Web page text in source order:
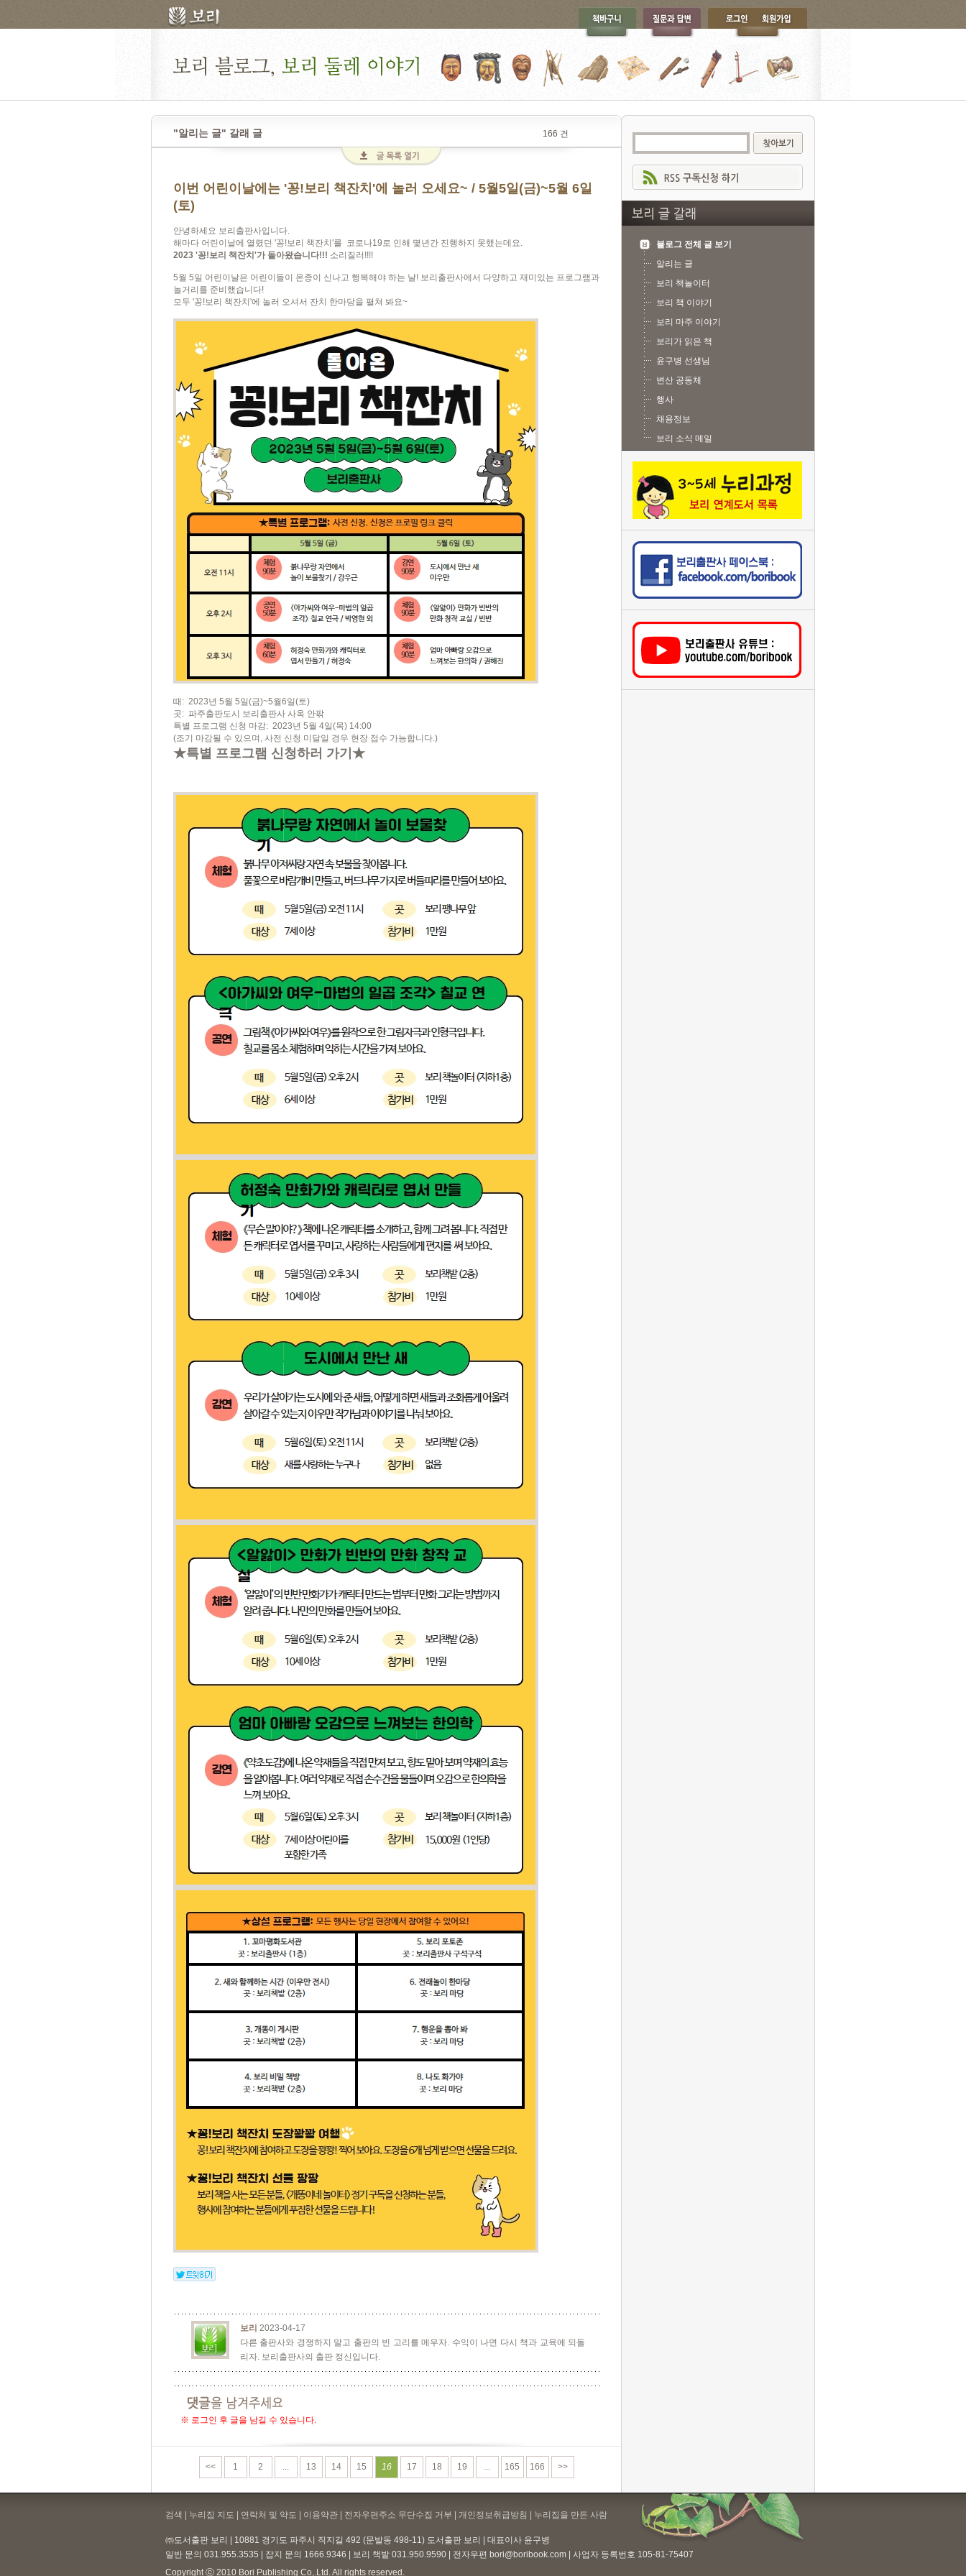
"알리는 글" 갈래 글 166 건
이번 어린이날에는 '꽁!보리 책잔치'에 놀러 오세요~ / 5월5일(금)~5월 6일
(토)
안녕하세요 보리출판사입니다.
해마다 어린이날에 열렸던 '꽁!보리 책잔치'를 코로나19로 인해 몇년간 진행하지 못했는데요.
2023 '꽁!보리 책잔치'가 돌아왔습니다!!! 소리질러!!!!
5월 5일 어린이날은 어린이들이 온종이 신나고 행복해야 하는 날! 보리출판사에서 다양하고 재미있는 프로그램과
놀거리를 준비했습니다!
모두 '꽁!보리 책잔치'에 놀러 오셔서 잔치 한마당을 펼쳐 봐요~
때: 2023년 5월 5일(금)~5월6일(토)
곳: 파주출판도시 보리출판사 사옥 안팎
특별 프로그램 신청 마감: 2023년 5월 4일(목) 14:00
(조기 마감될 수 있으며, 사전 신청 미달일 경우 현장 접수 가능합니다.)
★특별 프로그램 신청하러 가기★
보리 2023-04-17
다른 출판사와 경쟁하지 말고 출판의 빈 고리를 메우자. 수익이 나면 다시 책과 교육에 되돌
리자. 보리출판사의 출판 정신입니다.
※ 로그인 후 글을 남길 수 있습니다.
<< 1 2 ... 13 14 15 16 17 18 19 ... 165 166 >>
블로그 전체 글 보기
알리는 글
보리 책놀이터
보리 책 이야기
보리 마주 이야기
보리가 읽은 책
윤구병 선생님
변산 공동체
행사
채용정보
보리 소식 메일
검색 | 누리집 지도 | 연락처 및 약도 | 이용약관 | 전자우편주소 무단수집 거부 | 개인정보취급방침 | 누리집을 만든 사람
㈜도서출판 보리 | 10881 경기도 파주시 직지길 492 (문발동 498-11) 도서출판 보리 | 대표이사 윤구병
일반 문의 031.955.3535 | 잡지 문의 1666.9346 | 보리 책밭 031.950.9590 | 전자우편 bori@boribook.com | 사업자 등록번호 105-81-75407
Copyright ⓒ 2010 Bori Publishing Co,.Ltd. All rights reserved.